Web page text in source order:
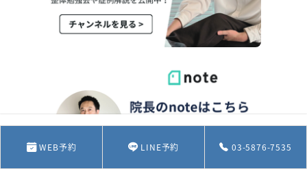
WEB予約 LINE予約 03-5876-7535